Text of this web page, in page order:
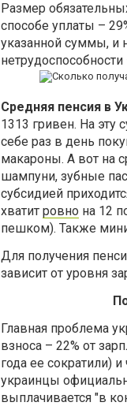
Размер
способе уплаты –
указанной суммы, и
Средняя пенсия в
1313 гривен. На
себе раз в день
макароны. А вот на
шампуни, зубные
субсидией
хватит ровно на 12
пешком). Также
Для получения
зависит от уровня
Главная проблема
взноса – 22% от
года ее сократили)
украинцы
выплачивается "в